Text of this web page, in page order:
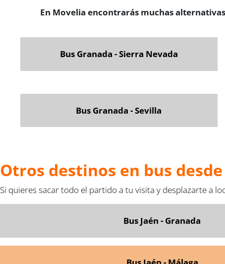
En Movelia encontrarás muchas
Bus Granada - Sierra Nevada
Bus Granada - Sevilla
Otros destinos en bus desde
Si quieres sacar todo el partido a tu visita y desplazarte a
Bus Jaén - Granada